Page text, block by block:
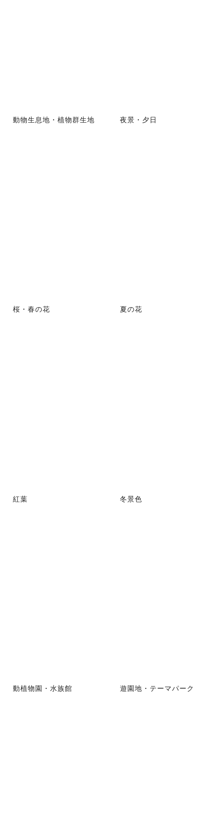
動物生息地・植物群生地 夜景・夕日
桜・春の花 夏の花
紅葉 冬景色
動植物園・水族館 遊園地・テーマパーク